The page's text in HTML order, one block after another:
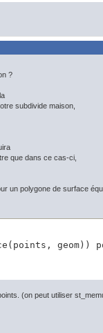
?
subdivide maison,
que dans ce cas-ci,
un polygone de surface
geom))
(on peut utiliser